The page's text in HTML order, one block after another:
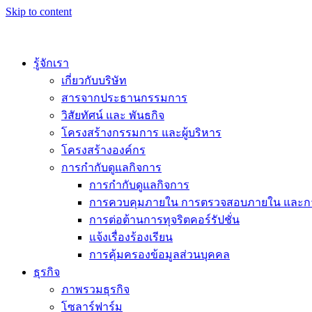
Skip to content
รู้จักเรา
เกี่ยวกับบริษัท
สารจากประธานกรรมการ
วิสัยทัศน์ และ พันธกิจ
โครงสร้างกรรมการ และผู้บริหาร
โครงสร้างองค์กร
การกำกับดูแลกิจการ
การกำกับดูแลกิจการ
การควบคุมภายใน การตรวจสอบภายใน และก
การต่อต้านการทุจริตคอร์รัปชั่น
แจ้งเรื่องร้องเรียน
การคุ้มครองข้อมูลส่วนบุคคล
ธุรกิจ
ภาพรวมธุรกิจ
โซลาร์ฟาร์ม